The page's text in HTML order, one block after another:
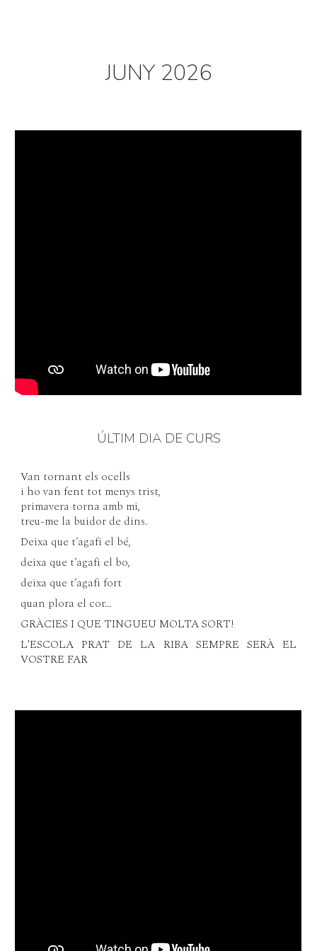
JUNY 2026
ÚLTIM DIA DE CURS
Van tornant els ocells
i ho van fent tot menys trist,
primavera torna amb mi,
treu-me la buidor de dins.
Deixa que t’agafi el bé,
deixa que t’agafi el bo,
deixa que t’agafi fort
quan plora el cor...
GRÀCIES I QUE TINGUEU MOLTA SORT!
L'ESCOLA PRAT DE LA RIBA SEMPRE SERÀ EL
VOSTRE FAR